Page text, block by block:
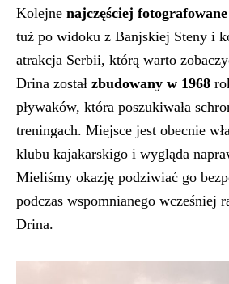
Kolejne najczęściej
tuż po widoku z Banjskiej Steny i
atrakcja Serbii, którą warto
Drina został zbudowany w 1968
pływaków, która poszukiwała
treningach. Miejsce jest obecnie
klubu kajakarskigo i wygląda
Mieliśmy okazję podziwiać go
podczas wspomnianego wcześniej
Drina.